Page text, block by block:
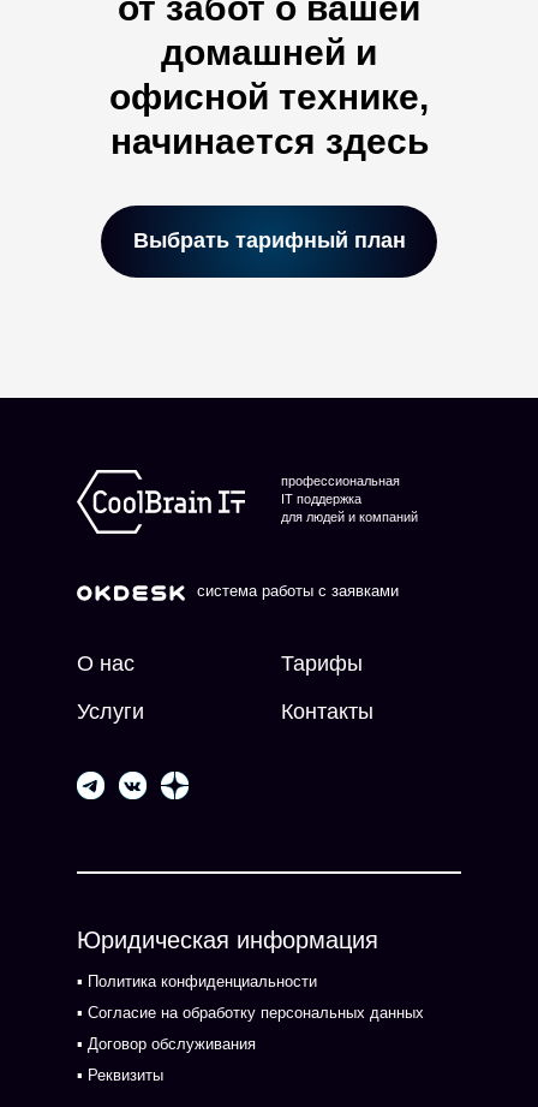
домашней и
офисной технике,
начинается здесь
Выбрать тарифный план
О нас
Контакты
Услуги
Тарифы
профессиональная
IT поддержка
для людей и компаний
система работы с заявками
Юридическая информация
▪ Политика конфиденциальности
▪ Согласие на обработку персональных данных
▪ Договор обслуживания
▪ Реквизиты